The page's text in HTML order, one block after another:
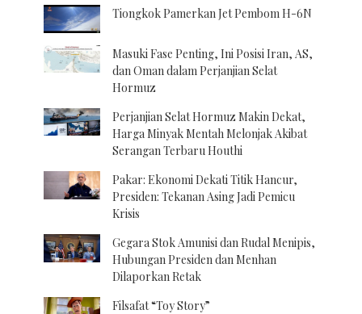
Tiongkok Pamerkan Jet Pembom H-6N
Masuki Fase Penting, Ini Posisi Iran, AS,
dan Oman dalam Perjanjian Selat
Hormuz
Perjanjian Selat Hormuz Makin Dekat,
Harga Minyak Mentah Melonjak Akibat
Serangan Terbaru Houthi
Pakar: Ekonomi Dekati Titik Hancur,
Presiden: Tekanan Asing Jadi Pemicu
Krisis
Gegara Stok Amunisi dan Rudal Menipis,
Hubungan Presiden dan Menhan
Dilaporkan Retak
Filsafat “Toy Story”